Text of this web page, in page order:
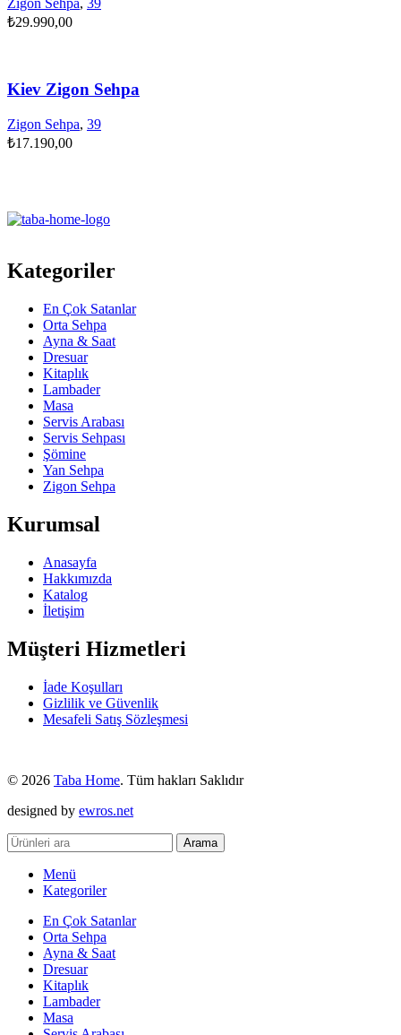
₺29.990,00
Kiev Zigon Sehpa
Zigon Sehpa, 39
₺17.190,00
Kategoriler
En Çok Satanlar
Orta Sehpa
Ayna & Saat
Dresuar
Kitaplık
Lambader
Masa
Servis Arabası
Servis Sehpası
Şömine
Yan Sehpa
Zigon Sehpa
Kurumsal
Anasayfa
Hakkımızda
Katalog
İletişim
Müşteri Hizmetleri
İade Koşulları
Gizlilik ve Güvenlik
Mesafeli Satış Sözleşmesi
© 2026 Taba Home. Tüm hakları Saklıdır
designed by ewros.net
Arama
Menü
Kategoriler
En Çok Satanlar
Orta Sehpa
Ayna & Saat
Dresuar
Kitaplık
Lambader
Masa